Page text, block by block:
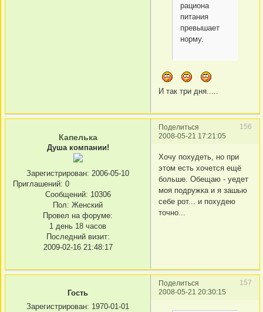
рациона
питания
превышает
норму.
И так три дня.....
Поделиться
156
2008-05-21 17:21:05
Капелька
Душа компании!
Зарегистрирован: 2006-05-10
Приглашений: 0
Сообщений: 10306
Пол: Женский
Провел на форуме:
1 день 18 часов
Последний визит:
2009-02-16 21:48:17
Хочу похудеть, но при
этом есть хочется ещё
больше. Обещаю - уедет
моя подружка и я зашью
себе рот... и похудею
точно...
Поделиться
157
2008-05-21 20:30:15
Гость
Зарегистрирован: 1970-01-01